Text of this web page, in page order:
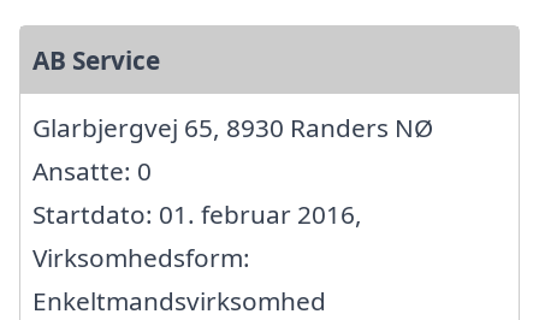
AB Service
Glarbjergvej 65, 8930 Randers NØ
Ansatte: 0
Startdato: 01. februar 2016,
Virksomhedsform:
Enkeltmandsvirksomhed